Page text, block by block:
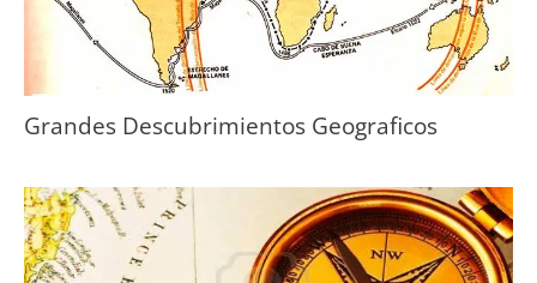
Grandes Descubrimientos Geograficos